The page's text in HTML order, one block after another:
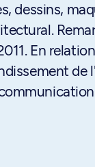
dessins,
En
de